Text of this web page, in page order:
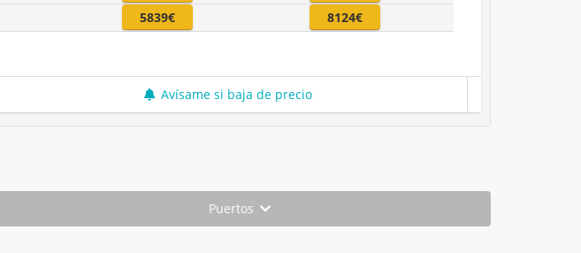
5839€ 8124€
Avísame si baja de precio
Puertos